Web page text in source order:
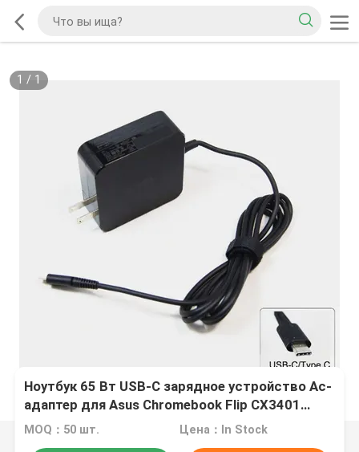
1 / 1
Ноутбук 65 Вт USB-C зарядное устройство Ac-
адаптер для Asus Chromebook Flip CX3401
CX3401F
MOQ：50 шт. Цена：In Stock